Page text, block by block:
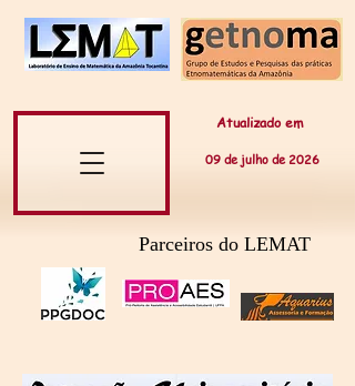
Atualizado em
09 dejulhode 2026
Parceiros do LEMAT